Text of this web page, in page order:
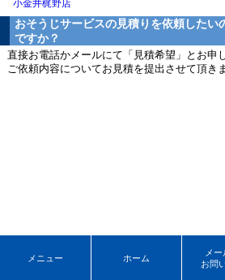
小金井梶野店
おそうじサービスの見積りを依頼したい
ですか？
直接お電話かメールにて「見積希望」とお申
ご依頼内容についてお見積を提出させて頂きま
メニュー ホーム
メ
お問